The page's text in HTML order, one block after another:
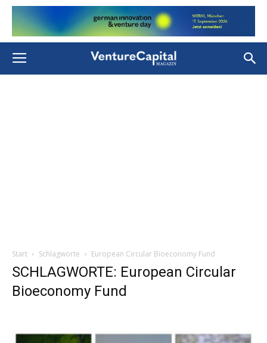
Start Schlagworte European Circular Bioeconomy Fund
SCHLAGWORTE: European Circular
Bioeconomy Fund